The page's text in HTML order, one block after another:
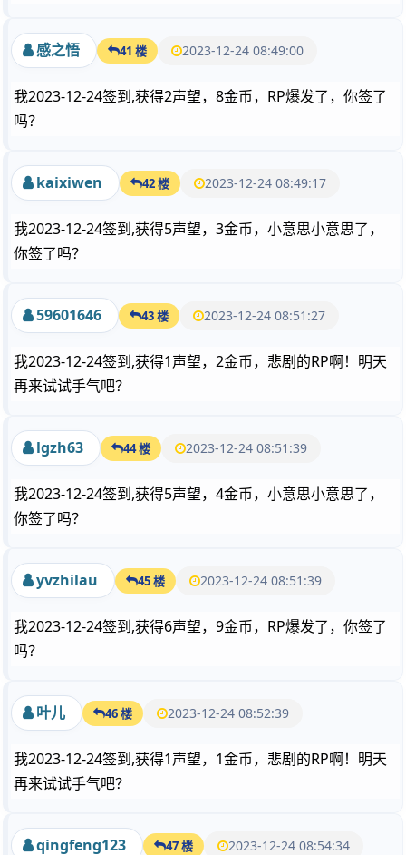
感之悟 41 楼 2023-12-24 08:49:00
我2023-12-24签到,获得2声望，8金币，RP爆发了，你签了
吗？
kaixiwen 42 楼 2023-12-24 08:49:17
我2023-12-24签到,获得5声望，3金币，小意思小意思了，
你签了吗？
59601646 43 楼 2023-12-24 08:51:27
我2023-12-24签到,获得1声望，2金币，悲剧的RP啊！明天
再来试试手气吧？
lgzh63 44 楼 2023-12-24 08:51:39
我2023-12-24签到,获得5声望，4金币，小意思小意思了，
你签了吗？
yvzhilau 45 楼 2023-12-24 08:51:39
我2023-12-24签到,获得6声望，9金币，RP爆发了，你签了
吗？
叶儿 46 楼 2023-12-24 08:52:39
我2023-12-24签到,获得1声望，1金币，悲剧的RP啊！明天
再来试试手气吧？
qingfeng123 47 楼 2023-12-24 08:54:34